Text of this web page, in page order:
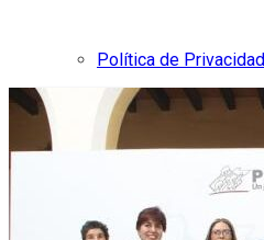
Política de Privacidad